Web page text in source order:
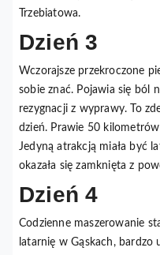
Trzebiatowa.
Dzień 3
Wczorajsze przekroczone
sobie znać. Pojawia się ból
rezygnacji z wyprawy. To
dzień. Prawie 50
Jedyną atrakcją miała być
okazała się zamknięta z
Dzień 4
Codzienne maszerowanie
latarnię w Gąskach, bardzo